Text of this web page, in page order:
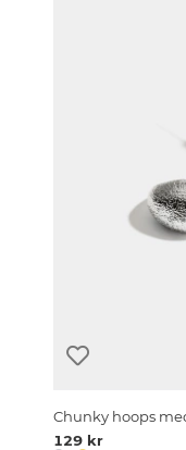
Chunky hoops
129 kr